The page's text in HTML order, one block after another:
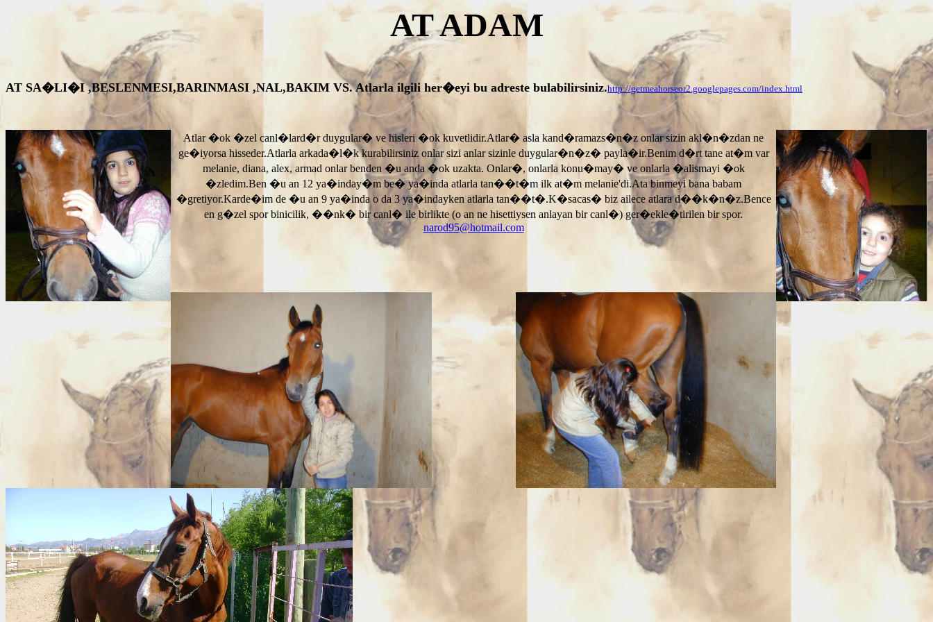
AT ADAM
AT SA�LI�I ,BESLENMESI,BARINMASI ,NAL,BAKIM VS. Atlarla ilgili her�eyi bu adreste bulabilirsiniz.http://getmeahorseor2.googlepages.com/index.html
Atlar �ok �zel canl�lard�r duygular� ve hisleri �ok kuvetlidir.Atlar� asla kand�ramazs�n�z onlar sizin akl�n�zdan ne
ge�iyorsa hisseder.Atlarla arkada�l�k kurabilirsiniz onlar sizi anlar sizinle duygular�n�z� payla�ir.Benim d�rt tane at�m var
melanie, diana, alex, armad onlar benden �u anda �ok uzakta. Onlar�, onlarla konu�may� ve onlarla �alismayi �ok
�zledim.Ben �u an 12 ya�inday�m be� ya�inda atlarla tan��t�m ilk at�m melanie'di.Ata binmeyi bana babam
�gretiyor.Karde�im de �u an 9 ya�inda o da 3 ya�indayken atlarla tan��t�.K�sacas� biz ailece atlara d��k�n�z.Bence
en g�zel spor binicilik, ��nk� bir canl� ile birlikte (o an ne hisettiysen anlayan bir canl�) ger�ekle�tirilen bir spor.
narod95@hotmail.com